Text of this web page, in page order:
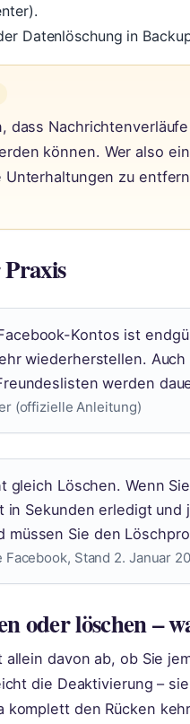
Datenlöschung in
dass
können. Wer also
zu
Kontos ist
wiederherstellen.
werden
(offizielle Anleitung)
gleich Löschen. Wenn
in Sekunden erledigt
müssen Sie den
Stand 2. Januar
oder löschen –
davon ab, ob Sie
die Deaktivierung –
komplett den Rücken